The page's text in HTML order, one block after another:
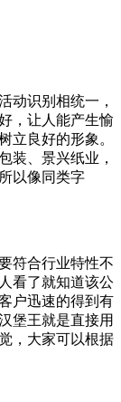
识别相统一，
，让人能产生愉
立良好的形象。
、景兴纸业，
以像同类字
符合行业特性不
看了就知道该公
户迅速的得到有
堡王就是直接用
，大家可以根据